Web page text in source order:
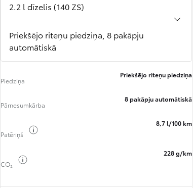
2.2 l dīzelis (140 ZS)
Priekšējo riteņu piedziņa, 8 pakāpju
automātiskā
Piedziņa
Priekšējo riteņu piedziņa
Pārnesumkārba
8 pakāpju automātiskā
Patēriņš
8,7 l/100 km
CO₂
228 g/km